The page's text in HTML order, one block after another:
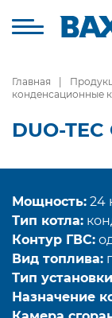
Главная
конденсационные
DUO-TEC
Мощность: 24
Тип котла:
Контур ГВС:
Вид топлива:
Тип
Назначение